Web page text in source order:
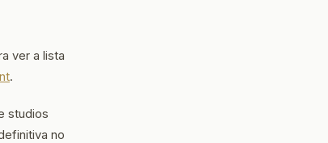
ver a lista
.
studios
no